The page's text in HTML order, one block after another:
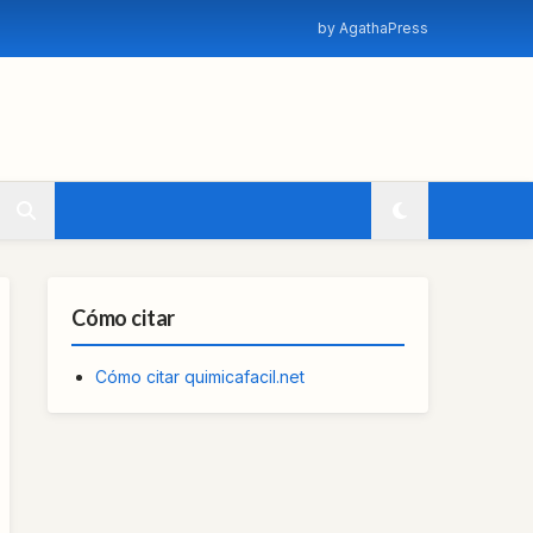
by AgathaPress
Cómo citar
Cómo citar quimicafacil.net